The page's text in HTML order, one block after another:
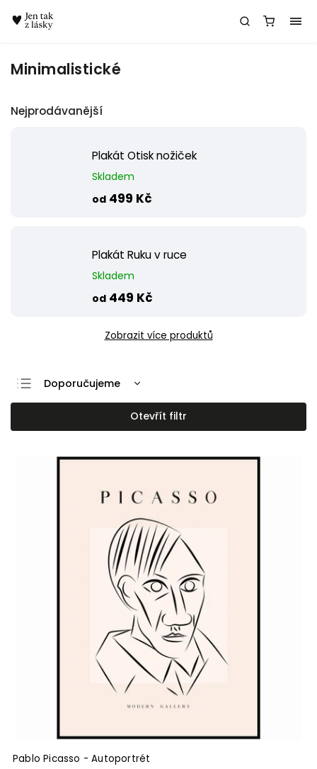
Minimalistické
Nejprodávanější
Plakát Otisk nožiček
Skladem
od 499 Kč
Plakát Ruku v ruce
Skladem
od 449 Kč
Zobrazit více produktů
Doporučujeme
Nejlevnější
Nejdražší
Otevřít filtr
Pablo Picasso - Autoportrét